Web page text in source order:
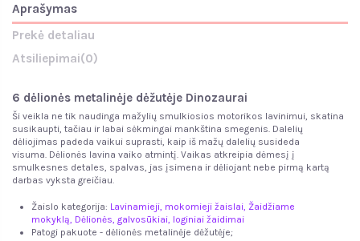
Aprašymas
Prekė detaliau
Atsiliepimai(0)
6 dėlionės metalinėje dėžutėje Dinozaurai
Ši veikla ne tik naudinga mažylių smulkiosios motorikos lavinimui, skatina
susikaupti, tačiau ir labai sėkmingai mankština smegenis. Dalelių
dėliojimas padeda vaikui suprasti, kaip iš mažų dalelių susideda
visuma. Dėlionės lavina vaiko atmintį. Vaikas atkreipia dėmesį į
smulkesnes detales, spalvas, jas įsimena ir dėliojant nebe pirmą kartą
darbas vyksta greičiau.
Žaislo kategorija: Lavinamieji, mokomieji žaislai Žaidžiame
mokyklą Dėlionės, galvosūkiai, loginiai žaidimai
Patogi pakuote - dėlionės metalinėje dėžutėje;